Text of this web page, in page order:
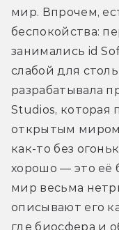
мир. Впрочем,
беспокойства:
занимались id
слабой для
разрабатывала
Studios, которая
открытым миром,
как-то без
хорошо — это её
мир весьма
описывают его
где биосфера и